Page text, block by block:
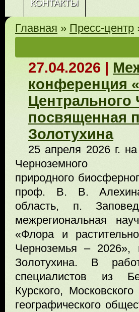
КОНТАКТЫ
Главная » Пресс-центр
27.04.2026 |
конференция
Центрального
посвященная
Золотухина
25 апреля 2026 г.
Черноземного
природного
проф. В. В.
область, п.
межрегиональная
«Флора и
Черноземья – 2026»,
Золотухина. В
специалистов из
Курского,
географического